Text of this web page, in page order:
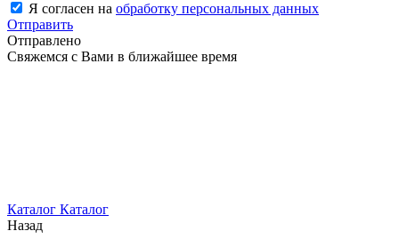
Я согласен на обработку персональных данных
Отправить
Отправлено
Свяжемся с Вами в ближайшее время
Каталог Каталог
Назад